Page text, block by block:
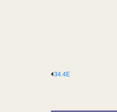
34.4E